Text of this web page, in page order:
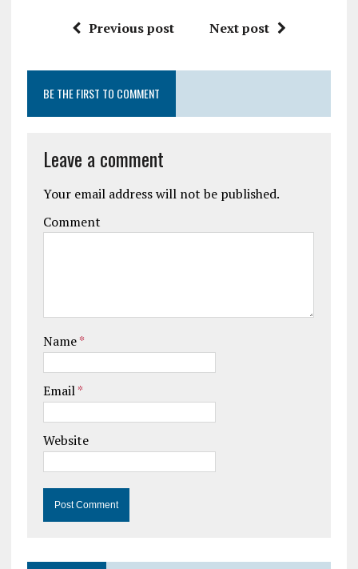
Previous post Next post
BE THE FIRST TO COMMENT
Leave a comment
Your email address will not be published.
Comment
Name*
Email*
Website